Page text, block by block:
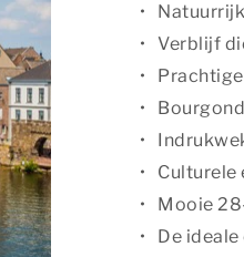
Verblijf
Culturele
Mooie
De